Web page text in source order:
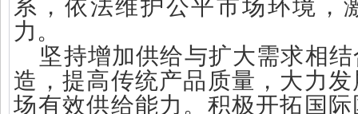
系，依法维护公平市场环境，
力。
坚持增加供给与扩大需求相
造，提高传统产品质量，大力
场有效供给能力。积极开拓国